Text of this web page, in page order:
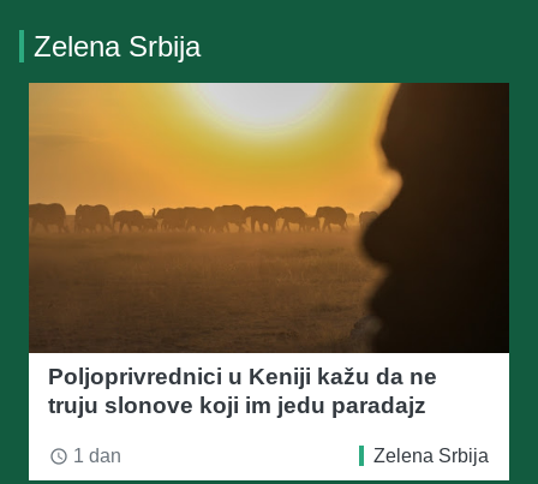
Zelena Srbija
Poljoprivrednici u Keniji kažu da ne
truju slonove koji im jedu paradajz
access_time 1 dan Zelena Srbija